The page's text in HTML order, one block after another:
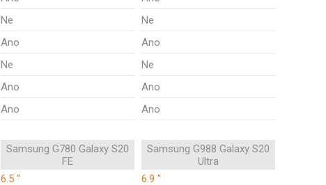
Ne
Ne
Ano
Ano
Ne
Ne
Ano
Ano
Ano Ano
Samsung G780 Galaxy S20
FE
Samsung G988 Galaxy S20
Ultra
6.5 "
6.9 "